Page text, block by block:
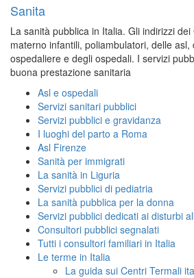
Sanita
La sanità pubblica in Italia. Gli indirizzi
materno infantili, poliambulatori, delle asl,
ospedaliere e degli ospedali. I servizi
buona prestazione sanitaria
Asl e ospedali
Servizi sanitari pubblici
Servizi pubblici e gravidanza
I luoghi del parto a Roma
Asl Firenze
Sanità per immigrati
La sanità in Liguria
Servizi pubblici di pediatria
La sanità pubblica per la donna
Servizi pubblici dedicati ai disturbi
Consultori pubblici segnalati
Tutti i consultori familiari in Italia
Le terme in Italia
La guida sui Centri Termali